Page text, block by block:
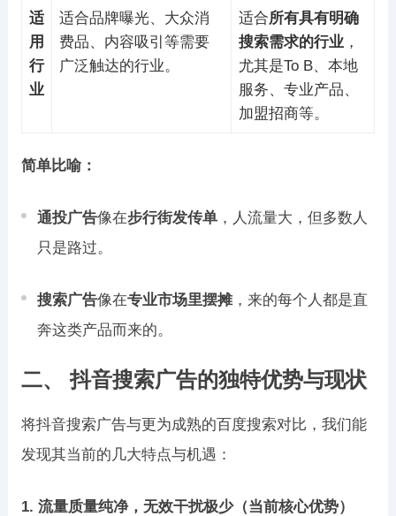
适
用
行
业
适合品牌曝光、大众消
费品、内容吸引等需要
广泛触达的行业。
适合所有具有明确
搜索需求的行业，
尤其是To B、本地
服务、专业产品、
加盟招商等。
简单比喻：
通投广告像在步行街发传单，人流量大，但多数人
只是路过。
搜索广告像在专业市场里摆摊，来的每个人都是直
奔这类产品而来的。
二、 抖音搜索广告的独特优势与现状
将抖音搜索广告与更为成熟的百度搜索对比，我们能
发现其当前的几大特点与机遇：
1. 流量质量纯净，无效干扰极少（当前核心优势）